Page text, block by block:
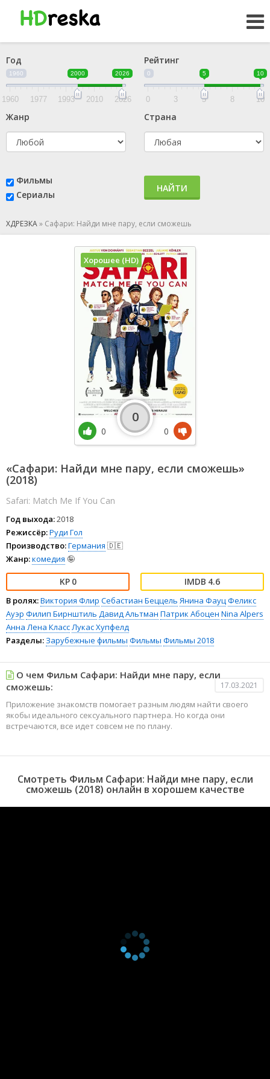
Год
1960 2000 2026
1960 1977 1993 2010 2026
Рейтинг
0 5 10
0 3 5 8 10
Жанр Страна
Фильмы
Сериалы
НАЙТИ
ХДРЕЗКА» Сафари: Найди мне пару, если сможешь
«Сафари: Найди мне пару, если сможешь»
(2018)
Safari: Match Me If You Can
Год выхода:2018
Режиссёр:Руди Гол
Производство:Германия 🇩🇪
Жанр:комедия 🤪
0 4.6
В ролях:Виктория Флир Себастиан Беццель Янина ФауцФеликс
Ауэр Филип Бирнштиль Давид Альтман Патрик Абоцен Nina Alpers
Анна Лена КлассЛукас Хупфелд
Разделы: Зарубежные фильмы Фильмы Фильмы 2018
Хорошее (HD)
0
0
0
О чем Фильм Сафари: Найди мне пару, если
сможешь:
17.03.2021
Приложение знакомств помогает разным людям найти своего
якобы идеального сексуального партнера. Но когда они
встречаются, все идет совсем не по плану.
Смотреть Фильм Сафари: Найди мне пару, если
сможешь (2018) онлайн в хорошем качестве